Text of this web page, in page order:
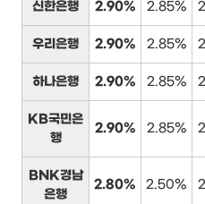
신한은행 2.90% 2.85%
우리은행 2.90% 2.85%
하나은행 2.90% 2.85%
KB국민은
행
2.90% 2.85%
BNK경남
은행
2.80% 2.50%